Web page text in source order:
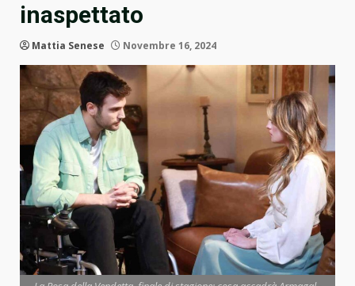
inaspettato
Mattia Senese Novembre 16, 2024